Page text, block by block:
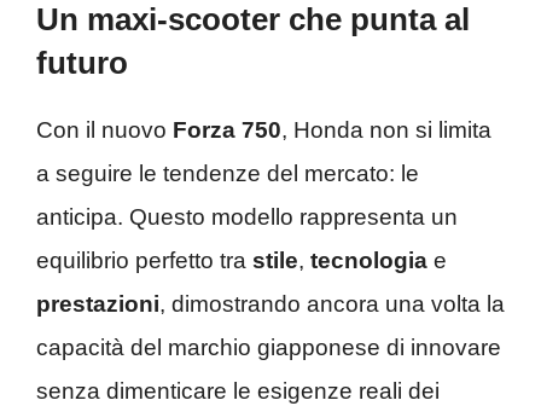
Un maxi-scooter che punta al
futuro
Con il nuovo Forza 750, Honda non si limita
a seguire le tendenze del mercato: le
anticipa. Questo modello rappresenta un
equilibrio perfetto tra stile, tecnologia e
prestazioni, dimostrando ancora una volta la
capacità del marchio giapponese di innovare
senza dimenticare le esigenze reali dei